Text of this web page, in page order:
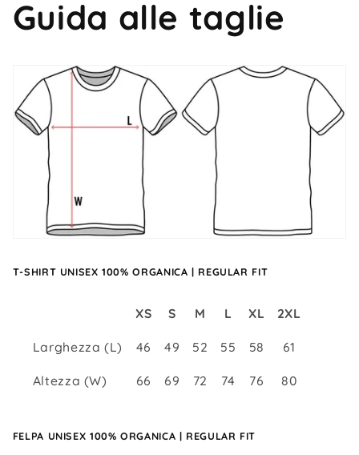
Guida alle taglie
T-SHIRT UNISEX 100% ORGANICA | REGULAR FIT
XS S M L XL 2XL
Larghezza (L) 46 49 52 55 58 61
Altezza (W) 66 69 72 74 76 80
FELPA UNISEX 100% ORGANICA | REGULAR FIT